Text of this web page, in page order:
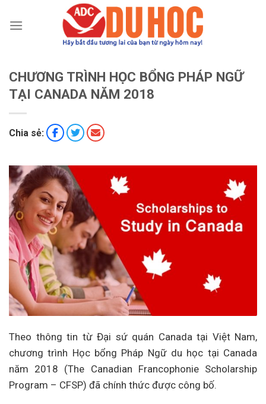
đến
CHƯƠNG TRÌNH HỌC BỔNG PHÁP NGỮ
TẠI CANADA NĂM 2018
Chia sẻ:
Theo thông tin từ Đại sứ quán Canada tại Việt Nam,
chương trình Học bổng Pháp Ngữ du học tại Canada
năm 2018 (The Canadian Francophonie Scholarship
Program – CFSP) đã chính thức được công bố.